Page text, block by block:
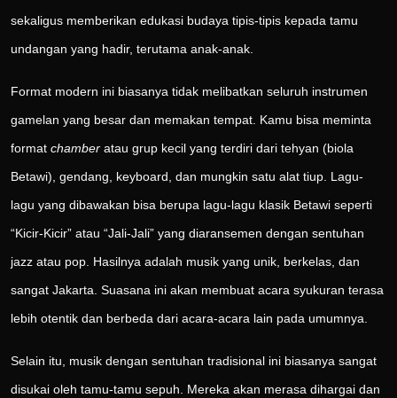
sekaligus memberikan edukasi budaya tipis-tipis kepada tamu
undangan yang hadir, terutama anak-anak.
Format modern ini biasanya tidak melibatkan seluruh instrumen
gamelan yang besar dan memakan tempat. Kamu bisa meminta
format chamber atau grup kecil yang terdiri dari tehyan (biola
Betawi), gendang, keyboard, dan mungkin satu alat tiup. Lagu-
lagu yang dibawakan bisa berupa lagu-lagu klasik Betawi seperti
“Kicir-Kicir” atau “Jali-Jali” yang diaransemen dengan sentuhan
jazz atau pop. Hasilnya adalah musik yang unik, berkelas, dan
sangat Jakarta. Suasana ini akan membuat acara syukuran terasa
lebih otentik dan berbeda dari acara-acara lain pada umumnya.
Selain itu, musik dengan sentuhan tradisional ini biasanya sangat
disukai oleh tamu-tamu sepuh. Mereka akan merasa dihargai dan